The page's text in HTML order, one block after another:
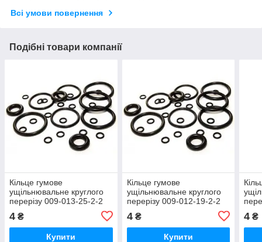
Всі умови повернення
Подібні товари компанії
Кільце гумове
ущільнювальне круглого
перерізу 009-013-25-2-2
4 ₴
Купити
Кільце гумове
ущільнювальне круглого
перерізу 009-012-19-2-2
4₴
Купити
4 ₴